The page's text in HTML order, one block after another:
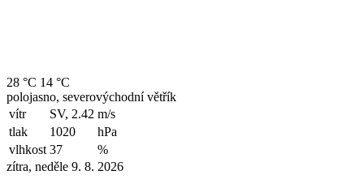
28 °C 14 °C
polojasno, severovýchodní větřík
vítr
SV, 2.42 m/s
tlak
1020
hPa
vlhkost 37
%
zítra, neděle 9. 8. 2026